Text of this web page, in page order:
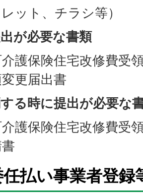
ット、チラシ等）
が必要な書類
護保険住宅改修費受
更届出書
る時に提出が必要な
護保険住宅改修費受
払い事業者登録